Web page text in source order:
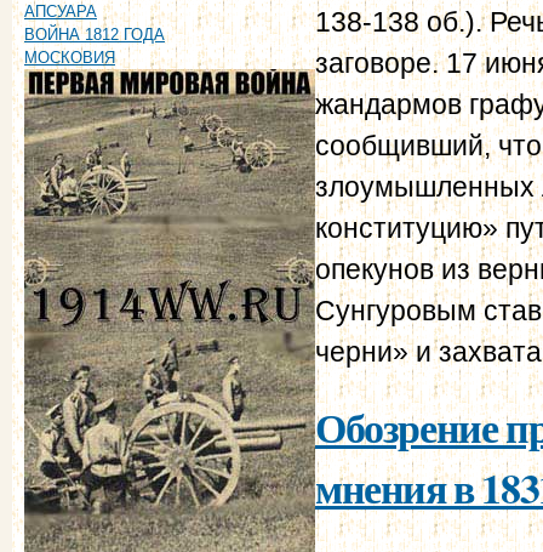
АПСУАРА
ВОЙНА 1812 ГОДА
МОСКОВИЯ
138-138 об.).
заговоре. 17
жандармов
сообщивший,
злоумышленных
конституцию»
опекунов из
Сунгуровым
черни» и
Обозрение
мнения в